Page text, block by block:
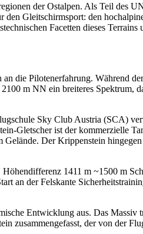
der Ostalpen. Als Teil des
Gleitschirmsport: den
Facetten dieses
die Pilotenerfahrung. Während
m NN ein breiteres Spektrum,
Sky Club Austria (SCA)
Gletscher ist der kommerzielle
Der Krippenstein
1411 m ~1500 m
an der Felskante
Entwicklung aus. Das
zusammengefasst, der von der